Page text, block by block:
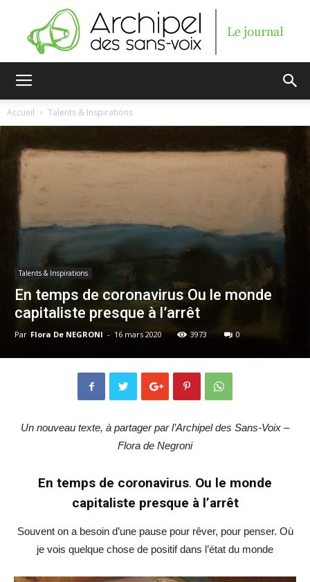
des
Accueil Talents & Inspirations
Talents & Inspirations
En temps de coronavirus Ou le monde
capitaliste presque à l’arrêt
Par Flora De NEGRONI - 16 mars 2020 3973 0
Un nouveau texte, à partager par l’Archipel des Sans-Voix –
Flora de Negroni
En temps de coronavirus. Ou le monde
capitaliste presque à l’arrêt
Souvent on a besoin d’une pause pour rêver, pour penser. Où
je vois quelque chose de positif dans l’état du monde